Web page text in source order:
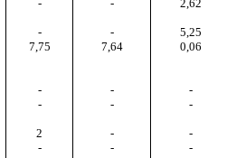
- - 2,62
- - 5,25
7,75 7,64 0,06
- - -
- - -
2 - -
- - -